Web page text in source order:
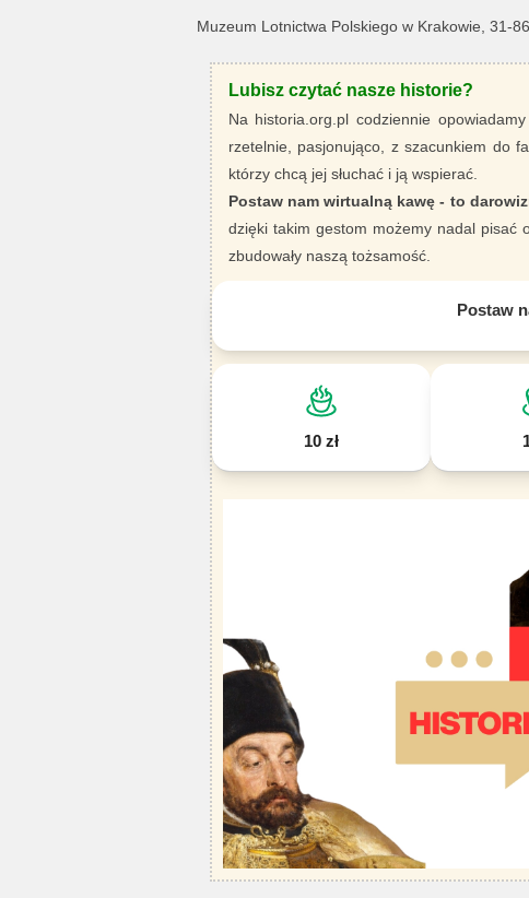
Muzeum Lotnictwa Polskiego w Krakowie, 31-
Lubisz czytać nasze historie?
Na historia.org.pl codziennie
rzetelnie, pasjonująco, z szacunkiem do
którzy chcą jej słuchać i ją wspierać.
Postaw nam wirtualną kawę - to
dzięki takim gestom możemy nadal pisać
zbudowały naszą tożsamość.
Postaw
10 zł